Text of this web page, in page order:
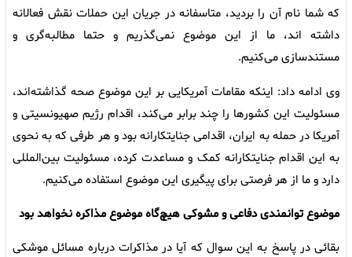
که شما نام آن را بردید، متاسفانه در جریان این حملات نقش فعالانه
داشته اند، ما از این موضوع نمی‌گذریم و حتما مطالبه‌گری و
مستندسازی می‌کنیم.
وی ادامه داد: اینکه مقامات آمریکایی بر این موضوع صحه گذاشته‌اند،
مسئولیت این کشورها را چند برابر می‌کند، اقدام رژیم صهیونسیتی و
آمریکا در حمله به ایران، اقدامی جنایتکارانه بود و هر طرفی که به نحوی
به این اقدام جنایتکارانه کمک و مساعدت کرده، مسئولیت بین‌المللی
دارد و ما از هر فرصتی برای پیگیری این موضوع استفاده می‌کنیم.
موضوع توانمندی دفاعی و مشوکی هیچ‌گاه موضوع مذاکره نخواهد بود
بقائی در پاسخ به این سوال که آیا در مذاکرات درباره مسائل موشکی